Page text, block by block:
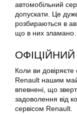
автомобільний
допускати. Це
розбираються в
що в них зламано.
ОФІЦІЙНИЙ
Коли ви
Renault нашим
впевнені, що
задоволення від
сервісом Renault.